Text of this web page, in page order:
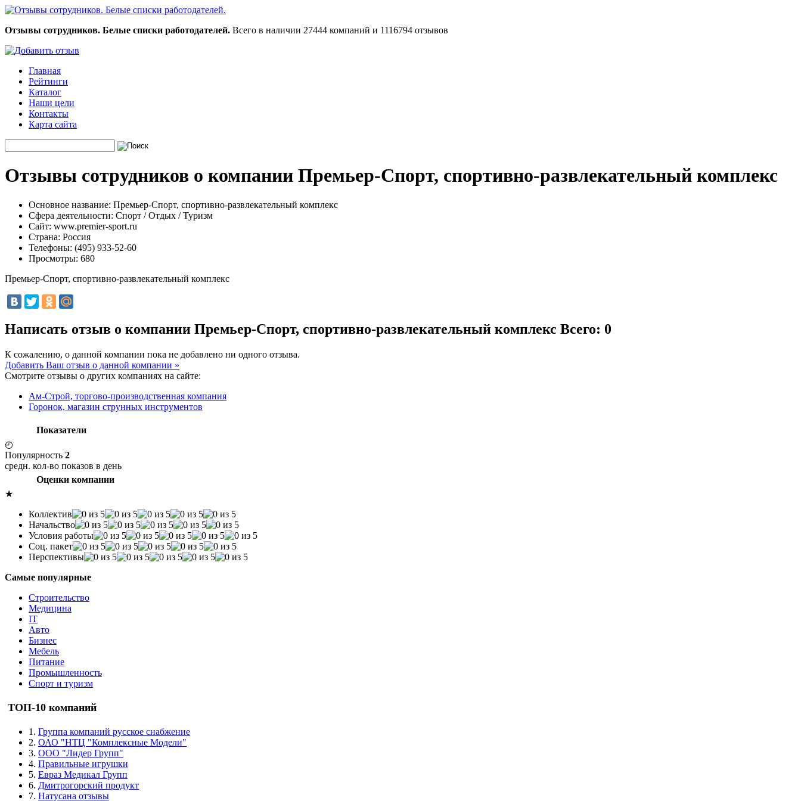
Отзывы сотрудников. Белые списки работодателей. Всего в наличии 27444 компаний и 1116794 отзывов
Главная
Рейтинги
Каталог
Наши цели
Контакты
Карта сайта
Отзывы сотрудников о компании Премьер-Спорт, спортивно-развлекательный комплекс
Основное название: Премьер-Спорт, спортивно-развлекательный комплекс
Сфера деятельности: Спорт / Отдых / Туризм
Сайт: www.premier-sport.ru
Страна: Россия
Телефоны: (495) 933-52-60
Просмотры: 680
Премьер-Спорт, спортивно-развлекательный комплекс
Написать отзыв о компании Премьер-Спорт, спортивно-развлекательный комплекс Всего: 0
К сожалению, о данной компании пока не добавлено ни одного отзыва.
Добавить Ваш отзыв о данной компании »
Смотрите отзывы о других компаниях на сайте:
Ам-Строй, торгово-производственная компания
Горонок, магазин струнных инструментов
Показатели
◴
Популярность 2
средн. кол-во показов в день
Оценки компании
★
Коллектив
Начальство
Условия работы
Соц. пакет
Перспективы
Самые популярные
Строительство
Медицина
IT
Авто
Бизнес
Мебель
Питание
Промышленность
Спорт и туризм
ТОП-10 компаний
1. Группа компаний русское снабжение
2. ОАО "НТЦ "Комплексные Модели"
3. ООО "Лидер Групп"
4. Правильные игрушки
5. Евраз Медикал Групп
6. Дмитрогорский продукт
7. Натусана отзывы